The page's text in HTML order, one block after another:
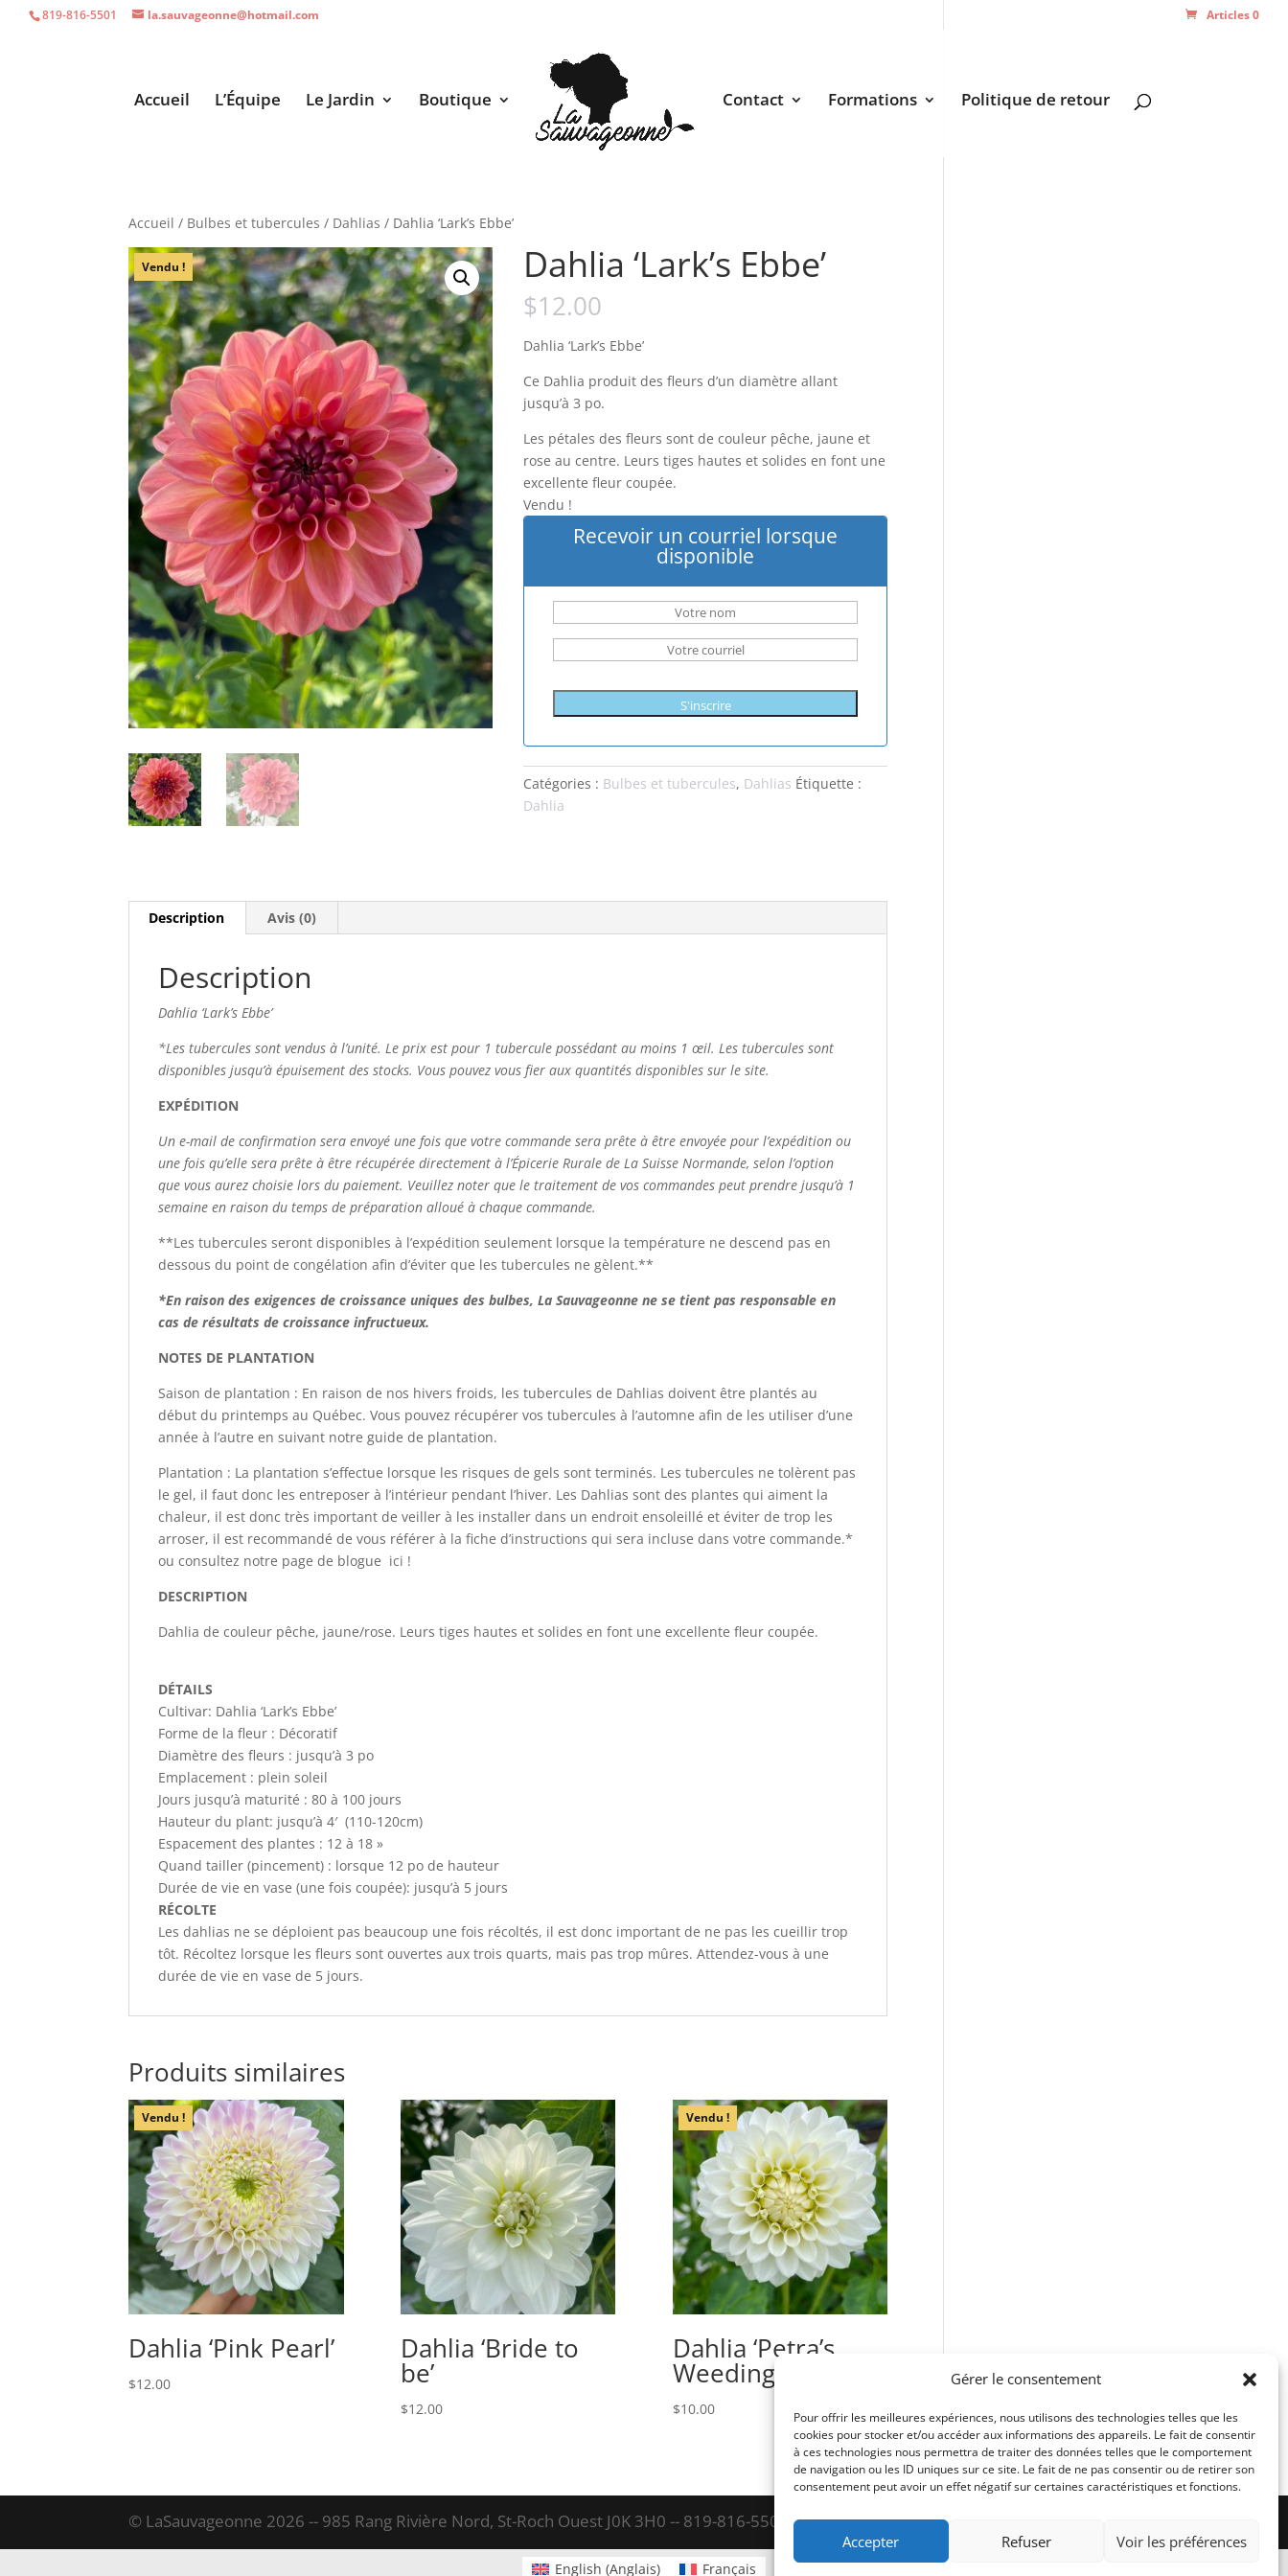
Gérer le consentement
Pour offrir les meilleures expériences, nous utilisons des technologies telles que les
cookies pour stocker et/ou accéder aux informations des appareils. Le fait de consentir
à ces technologies nous permettra de traiter des données telles que le comportement
de navigation ou les ID uniques sur ce site. Le fait de ne pas consentir ou de retirer son
consentement peut avoir un effet négatif sur certaines caractéristiques et fonctions.
Accepter Refuser Voir les préférences
819-816-5501 la.sauvageonne@hotmail.com Articles 0
Accueil L’Équipe Le Jardin Boutique Contact Formations Politique de retour
Accueil / Bulbes et tubercules / Dahlias / Dahlia ‘Lark’s Ebbe’
Vendu ! Dahlia ‘Lark’s Ebbe’
$12.00
Dahlia ‘Lark’s Ebbe’
Ce Dahlia produit des fleurs d’un diamètre allant
jusqu’à 3 po.
Les pétales des fleurs sont de couleur pêche, jaune et
rose au centre. Leurs tiges hautes et solides en font une
excellente fleur coupée.
Vendu !
Recevoir un courriel lorsque
disponible
S'inscrire
Catégories : Bulbes et tubercules, Dahlias Étiquette :
Dahlia
Description Avis (0)
Description
Dahlia ‘Lark’s Ebbe’
*Les tubercules sont vendus à l’unité. Le prix est pour 1 tubercule possédant au moins 1 œil. Les tubercules sont
disponibles jusqu’à épuisement des stocks. Vous pouvez vous fier aux quantités disponibles sur le site.
EXPÉDITION
Un e-mail de confirmation sera envoyé une fois que votre commande sera prête à être envoyée pour l’expédition ou
une fois qu’elle sera prête à être récupérée directement à l’Épicerie Rurale de La Suisse Normande, selon l’option
que vous aurez choisie lors du paiement. Veuillez noter que le traitement de vos commandes peut prendre jusqu’à 1
semaine en raison du temps de préparation alloué à chaque commande.
**Les tubercules seront disponibles à l’expédition seulement lorsque la température ne descend pas en
dessous du point de congélation afin d’éviter que les tubercules ne gèlent.**
*En raison des exigences de croissance uniques des bulbes, La Sauvageonne ne se tient pas responsable en
cas de résultats de croissance infructueux.
NOTES DE PLANTATION
Saison de plantation : En raison de nos hivers froids, les tubercules de Dahlias doivent être plantés au
début du printemps au Québec. Vous pouvez récupérer vos tubercules à l’automne afin de les utiliser d’une
année à l’autre en suivant notre guide de plantation.
Plantation : La plantation s’effectue lorsque les risques de gels sont terminés. Les tubercules ne tolèrent pas
le gel, il faut donc les entreposer à l’intérieur pendant l’hiver. Les Dahlias sont des plantes qui aiment la
chaleur, il est donc très important de veiller à les installer dans un endroit ensoleillé et éviter de trop les
arroser, il est recommandé de vous référer à la fiche d’instructions qui sera incluse dans votre commande.*
ou consultez notre page de blogue ici !
DESCRIPTION
Dahlia de couleur pêche, jaune/rose. Leurs tiges hautes et solides en font une excellente fleur coupée.
DÉTAILS
Cultivar: Dahlia ‘Lark’s Ebbe’
Forme de la fleur : Décoratif
Diamètre des fleurs : jusqu’à 3 po
Emplacement : plein soleil
Jours jusqu’à maturité : 80 à 100 jours
Hauteur du plant: jusqu’à 4′ (110-120cm)
Espacement des plantes : 12 à 18 »
Quand tailler (pincement) : lorsque 12 po de hauteur
Durée de vie en vase (une fois coupée): jusqu’à 5 jours
RÉCOLTE
Les dahlias ne se déploient pas beaucoup une fois récoltés, il est donc important de ne pas les cueillir trop
tôt. Récoltez lorsque les fleurs sont ouvertes aux trois quarts, mais pas trop mûres. Attendez-vous à une
durée de vie en vase de 5 jours.
Produits similaires
Vendu !
Dahlia ‘Pink Pearl’
$12.00
Dahlia ‘Bride to
be’
$12.00
Vendu !
Dahlia ‘Petra’s
Weeding’
$10.00
© LaSauvageonne 2026 -- 985 Rang Rivière Nord, St-Roch Ouest J0K 3H0 -- 819-816-5501
English (Anglais) Français